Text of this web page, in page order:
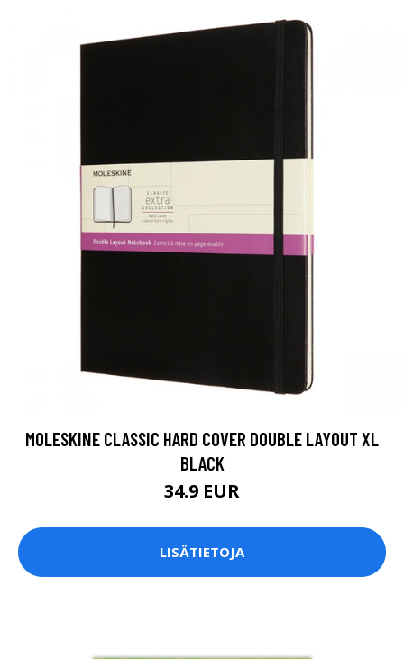
MOLESKINE CLASSIC HARD COVER DOUBLE LAYOUT XL
BLACK
34.9 EUR
LISÄTIETOJA